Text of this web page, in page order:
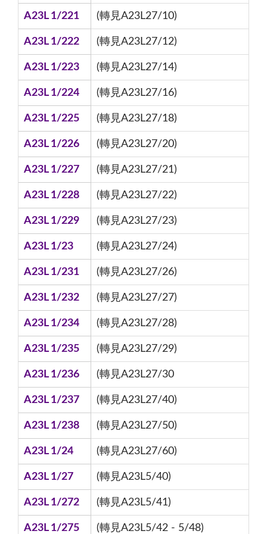
A23L 1/221 (轉見A23L27/10)
A23L 1/222 (轉見A23L27/12)
A23L 1/223 (轉見A23L27/14)
A23L 1/224 (轉見A23L27/16)
A23L 1/225 (轉見A23L27/18)
A23L 1/226 (轉見A23L27/20)
A23L 1/227 (轉見A23L27/21)
A23L 1/228 (轉見A23L27/22)
A23L 1/229 (轉見A23L27/23)
A23L 1/23 (轉見A23L27/24)
A23L 1/231 (轉見A23L27/26)
A23L 1/232 (轉見A23L27/27)
A23L 1/234 (轉見A23L27/28)
A23L 1/235 (轉見A23L27/29)
A23L 1/236 (轉見A23L27/30
A23L 1/237 (轉見A23L27/40)
A23L 1/238 (轉見A23L27/50)
A23L 1/24 (轉見A23L27/60)
A23L 1/27 (轉見A23L5/40)
A23L 1/272 (轉見A23L5/41)
A23L 1/275 (轉見A23L5/42 - 5/48)